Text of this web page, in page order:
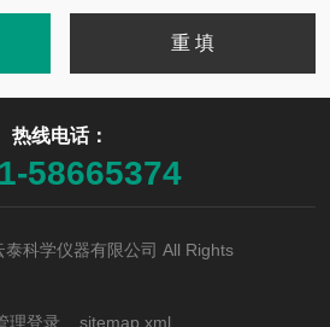
热线电话：
58665374
科学仪器有限公司 All Rights
理登录 sitemap.xml